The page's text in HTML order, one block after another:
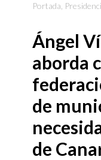
Portada
Ángel
aborda
de
de